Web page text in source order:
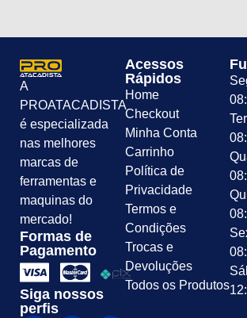
A
PROATACADISTA
é especializada
nas melhores
marcas de
ferramentas e
maquinas do
mercado!
Formas de
Pagamento
Siga nossos
perfis
Acessos
Rápidos
Home
Checkout
Minha Conta
Carrinho
Política de
Privacidade
Termos e
Condições
Trocas e
Devoluções
Todos os Produtos